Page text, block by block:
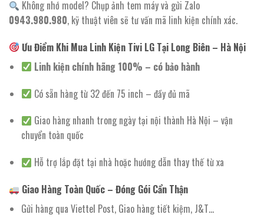
Không nhớ model? Chụp ảnh tem máy và gửi Zalo
0943.980.980, kỹ thuật viên sẽ tư vấn mã linh kiện chính xác.
Ưu Điểm Khi Mua Linh Kiện Tivi LG Tại Long Biên – Hà Nội
Linh kiện chính hãng 100% – có bảo hành
Có sẵn hàng từ 32 đến 75 inch – đầy đủ mã
Giao hàng nhanh trong ngày tại nội thành Hà Nội – vận
chuyển toàn quốc
Hỗ trợ lắp đặt tại nhà hoặc hướng dẫn thay thế từ xa
Giao Hàng Toàn Quốc – Đóng Gói Cẩn Thận
Gửi hàng qua Viettel Post, Giao hàng tiết kiệm, J&T…